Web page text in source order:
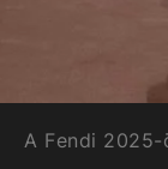
A Fendi